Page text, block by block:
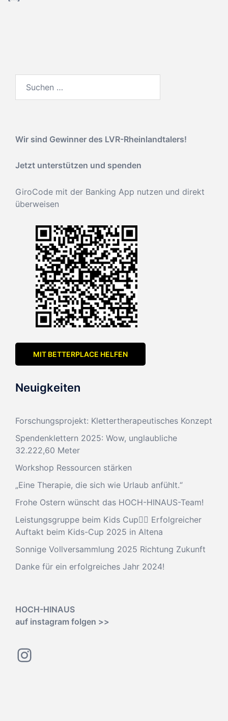
nach:
Wir sind Gewinner des LVR-Rheinlandtalers!
Jetzt unterstützen und spenden
GiroCode mit der Banking App nutzen und direkt
überweisen
MIT BETTERPLACE HELFEN
Neuigkeiten
Forschungsprojekt: Klettertherapeutisches Konzept
Spendenklettern 2025: Wow, unglaubliche
32.222,60 Meter
Workshop Ressourcen stärken
„Eine Therapie, die sich wie Urlaub anfühlt.“
Frohe Ostern wünscht das HOCH-HINAUS-Team!
Leistungsgruppe beim Kids Cup🧗‍♂️ Erfolgreicher
Auftakt beim Kids-Cup 2025 in Altena
Sonnige Vollversammlung 2025 Richtung Zukunft
Danke für ein erfolgreiches Jahr 2024!
HOCH-HINAUS
auf instagram folgen >>
Instagram